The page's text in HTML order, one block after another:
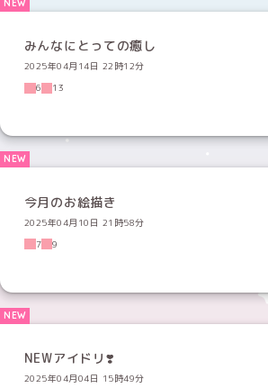
みんなにとっての癒し
2025年04月14日 22時12分
6
13
今月のお絵描き
2025年04月10日 21時58分
7
9
NEWアイドリ❣️
2025年04月04日 15時49分